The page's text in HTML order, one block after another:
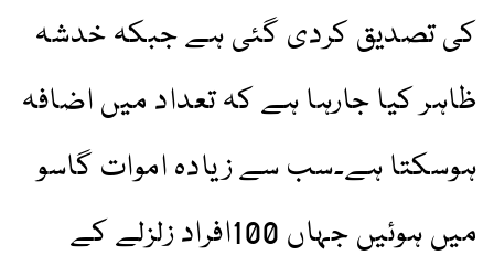
کی تصدیق کردی گئی ہے جبکہ خدشہ
ظاہر کیا جارہا ہے کہ تعداد میں اضافہ
ہوسکتا ہے۔سب سے زیادہ اموات گاسو
میں ہوئیں جہاں 100افراد زلزلے کے